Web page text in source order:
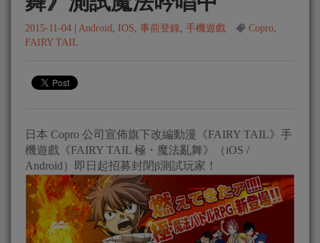
2015-11-04 Android, IOS, 事前登錄, 手機遊戲 Copro,
FAIRY TAIL
日本 Copro 公司宣佈旗下改編動漫《FAIRY TAIL》手
機遊戲《FAIRY TAIL 極・魔法亂舞》（iOS /
Android）即日起招募封閉β測試玩家！